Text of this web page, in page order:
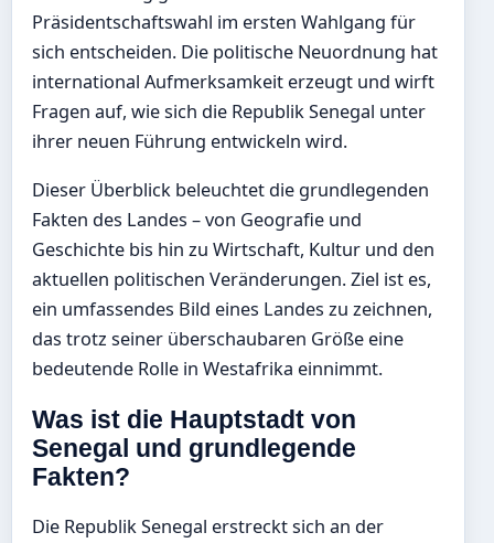
Präsidentschaftswahl im ersten Wahlgang für
sich entscheiden. Die politische Neuordnung hat
international Aufmerksamkeit erzeugt und wirft
Fragen auf, wie sich die Republik Senegal unter
ihrer neuen Führung entwickeln wird.
Dieser Überblick beleuchtet die grundlegenden
Fakten des Landes – von Geografie und
Geschichte bis hin zu Wirtschaft, Kultur und den
aktuellen politischen Veränderungen. Ziel ist es,
ein umfassendes Bild eines Landes zu zeichnen,
das trotz seiner überschaubaren Größe eine
bedeutende Rolle in Westafrika einnimmt.
Was ist die Hauptstadt von
Senegal und grundlegende
Fakten?
Die Republik Senegal erstreckt sich an der